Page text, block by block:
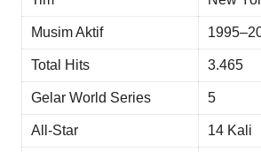
Musim Aktif
Total Hits 3.465
Gelar World Series 5
All-Star 14 Kali